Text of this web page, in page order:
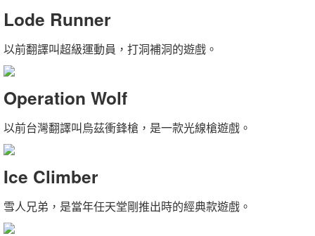
Lode Runner
以前翻譯叫超級運動員，打洞補洞的遊戲。
Operation Wolf
以前台灣翻譯叫烏茲衝鋒槍，是一款光線槍遊戲。
Ice Climber
雪人兄弟，是當年任天堂剛推出時的經典款遊戲。